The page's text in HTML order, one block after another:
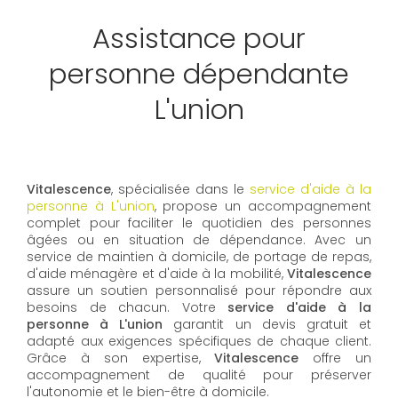
Assistance pour
personne dépendante
L'union
Vitalescence, spécialisée dans le service d'aide à la
personne à L'union, propose un accompagnement
complet pour faciliter le quotidien des personnes
âgées ou en situation de dépendance. Avec un
service de maintien à domicile, de portage de repas,
d'aide ménagère et d'aide à la mobilité, Vitalescence
assure un soutien personnalisé pour répondre aux
besoins de chacun. Votre service d'aide à la
personne à L'union garantit un devis gratuit et
adapté aux exigences spécifiques de chaque client.
Grâce à son expertise,Vitalescence offre un
accompagnement de qualité pour préserver
l'autonomie et le bien-être à domicile.